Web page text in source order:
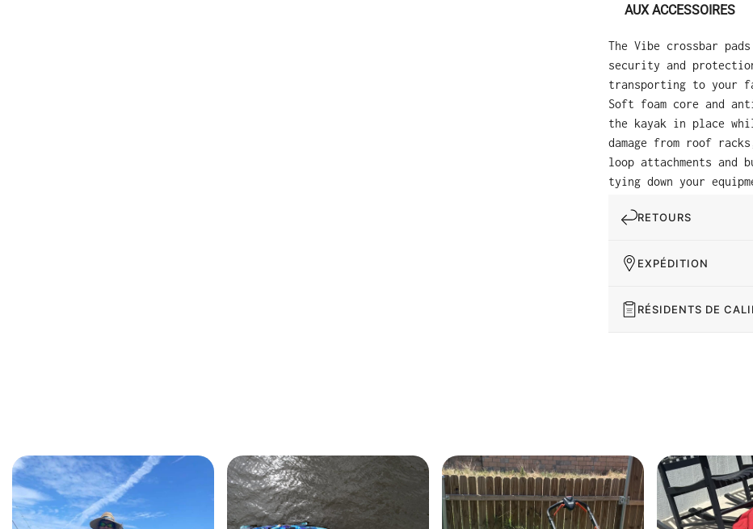
AUX ACCESSOIRES
The Vibe crossbar
security and
transporting to your
Soft foam core and
the kayak in place
damage from roof
loop attachments and
tying down your
RETOURS
EXPÉDITION
RÉSIDENTS DE